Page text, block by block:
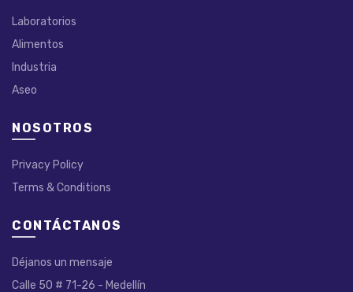
Laboratorios
Alimentos
Industria
Aseo
NOSOTROS
Privacy Policy
Terms & Conditions
CONTÁCTANOS
Déjanos un mensaje
Calle 50 # 71-26 - Medellín